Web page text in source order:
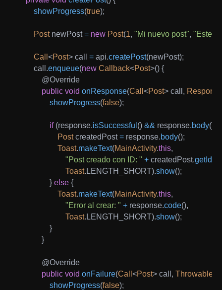
showProgress(true);
Post newPost = new Post(1, "Mi nuevo post", "Este
Call <Post> call = api.createPost(newPost);
        call
.enqueue(new Callback<Post>() {
@Override
public void onResponse(Call <Post> call ,
showProgress(false);
if (response.isSuccessful () && response.body()
Post createdPost = response.body();
Toast.makeText(MainActivity.this,
"Post creado con ID: " + createdPost.getId
Toast. LENGTH_SHORT).show();
} else {
Toast.makeText(MainActivity.this,
"Error al crear: " + response.code(),
Toast. LENGTH_SHORT).show();
}
}
@Override
public void onFailure(Call <Post> call , Throwable
showProgress(false);